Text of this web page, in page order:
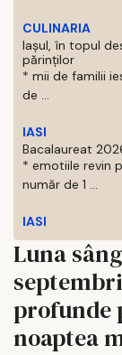
CULINARIA
Iașul, în topul
părinților
* mii de familii
de ...
IASI
Bacalaureat
* emotiile revin
număr de 1 ...
IASI
Luna
profunde
noaptea